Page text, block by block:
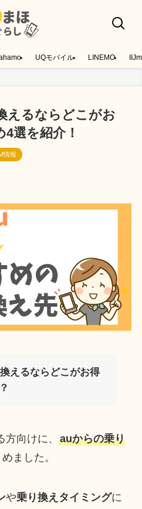
UQモバイル LINEMO
えるならどこがお
選を紹介！
情報
えるならどこがお得
向けに、 auからの乗り
ました。
や乗り換えタイミングに